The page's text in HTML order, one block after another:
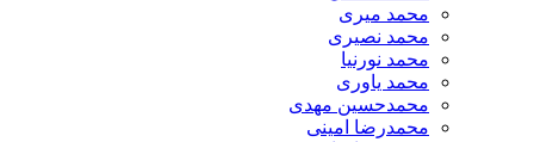
محمد میری
محمد نصیری
محمد نورنیا
محمد یاوری
محمدحسین مهدی
محمدرضا امینی